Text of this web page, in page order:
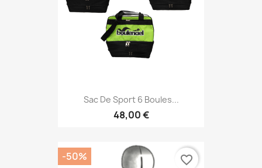
Sac De Sport 6 Boules...
48,00 €
-50% favorite_border